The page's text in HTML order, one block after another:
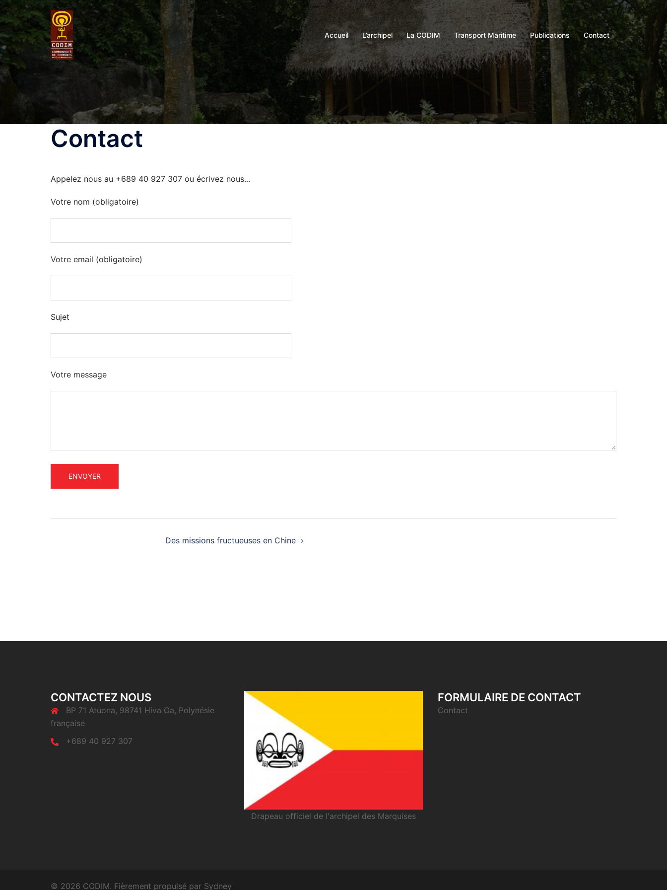
Accueil L’archipel La CODIM Transport Maritime Publications Contact
Contact
Appelez nous au +689 40 927 307 ou écrivez nous...
Votre nom (obligatoire)
Votre email (obligatoire)
Sujet
Votre message
Des missions fructueuses en Chine
CONTACTEZ NOUS
BP 71 Atuona, 98741 Hiva Oa, Polynésie
française
+689 40 927 307
Drapeau officiel de l'archipel des Marquises
FORMULAIRE DE CONTACT
Contact
© 2026 CODIM. Fièrement propulsé par Sydney